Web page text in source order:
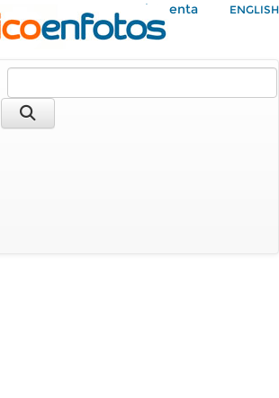
Mi Cuenta ENGLISH